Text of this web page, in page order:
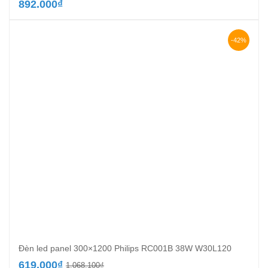
892.000₫
-42%
Đèn led panel 300×1200 Philips RC001B 38W W30L120
1.068.100₫Giá
619.000₫
Giá